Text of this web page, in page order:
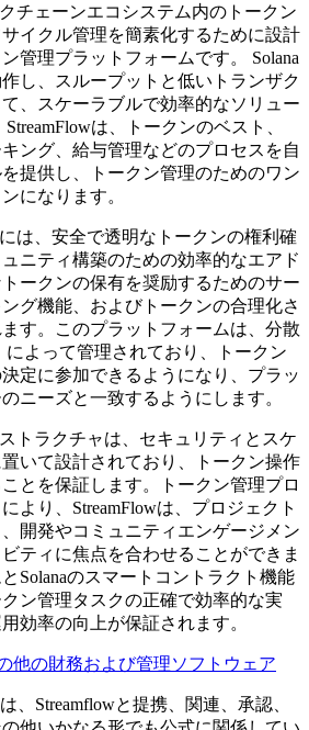
チェーンエコシステム内のトークン
イクル管理を簡素化するために設計
管理プラットフォームです。 Solana
し、スループットと低いトランザク
、スケーラブルで効率的なソリュー
は、トークンのベスト、
ング、給与管理などのプロセスを自
提供し、トークン管理のためのワン
になります。
は、安全で透明なトークンの権利確
ニティ構築のための効率的なエアド
ークンの保有を奨励するためのサー
グ機能、およびトークンの合理化さ
す。このプラットフォームは、分散
よって管理されており、トークン
定に参加できるようになり、プラッ
ニーズと一致するようにします。
トラクチャは、セキュリティとスケ
いて設計されており、トークン操作
とを保証します。トークン管理プロ
より、StreamFlowは、プロジェクト
開発やコミュニティエンゲージメン
ティに焦点を合わせることができま
Solanaのスマートコントラクト機能
ン管理タスクの正確で効率的な実
効率の向上が保証されます。
他の財務および管理ソフトウェア
、Streamflowと提携、関連、承認、